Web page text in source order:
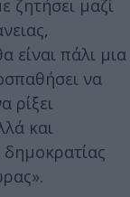
ζητήσει μαζί
είναι πάλι μια
να
ρίξει
και